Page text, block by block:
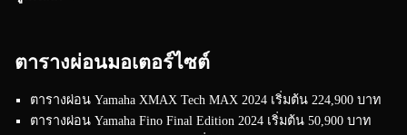
ตารางผ่อนมอเตอร์ไซต์
ตารางผ่อน Yamaha XMAX Tech MAX 2024 เริ่มต้น 224,900 บาท
ตารางผ่อน Yamaha Fino Final Edition 2024 เริ่มต้น 50,900 บาท